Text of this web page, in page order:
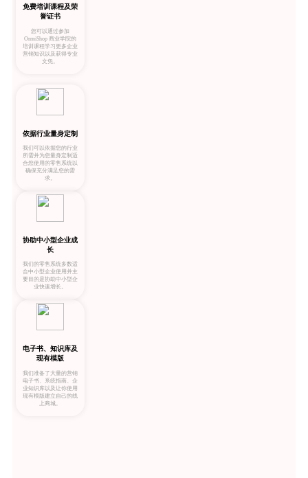
免费培训课程及荣
誉证书
您可以通过参加
OmniShop 商业学院的
培训课程学习更多企业
营销知识以及获得专业
文凭。
依据行业量身定制
我们可以依据您的行业
所需并为您量身定制适
合您使用的零售系统以
确保充分满足您的需
求。
协助中小型企业成
长
我们的零售系统多数适
合中小型企业使用并主
要目的是协助中小型企
业快速增长。
电子书、知识库及
现有模版
我们准备了大量的营销
电子书、系统指南、企
业知识库以及让你使用
现有模版建立自己的线
上商城。